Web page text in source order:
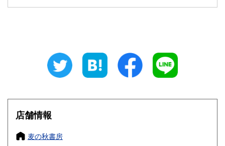
200円 三重県
大阪府
奈良県
店舗情報
麦の秋書房